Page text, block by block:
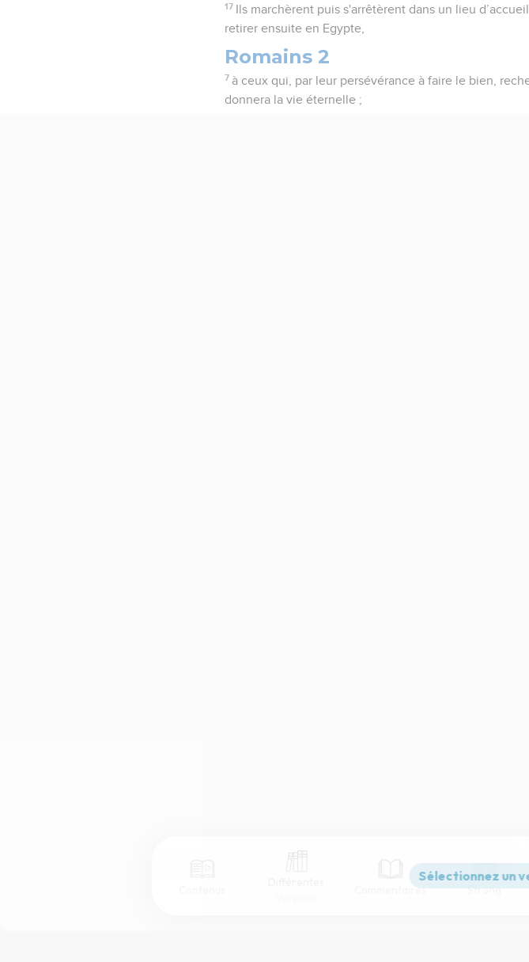
Commentaires Strong
17
Ils marchèrent puis s'arrêtèrent dans un lieu
retirer ensuite en Egypte,
Romains 2
7 à ceux qui, par leur persévérance à faire le bien,
donnera la vie éternelle ;